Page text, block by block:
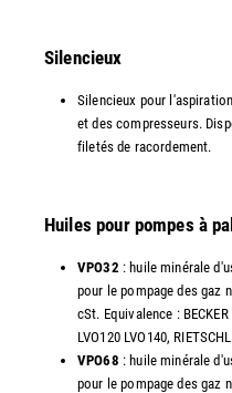
Silencieux
Silencieux pour
et des compresseurs.
filetés de racordement.
Huiles pour pompes à
VPO32 : huile minérale
pour le pompage des gaz
cSt. Equivalence :
LVO120 LVO140,
VPO68 : huile minérale
pour le pompage des gaz